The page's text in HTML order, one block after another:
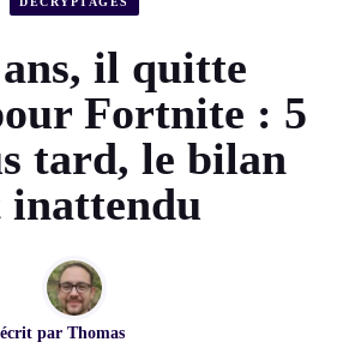
il quitte
Fortnite : 5
tard, le bilan
inattendu
écrit par Thomas